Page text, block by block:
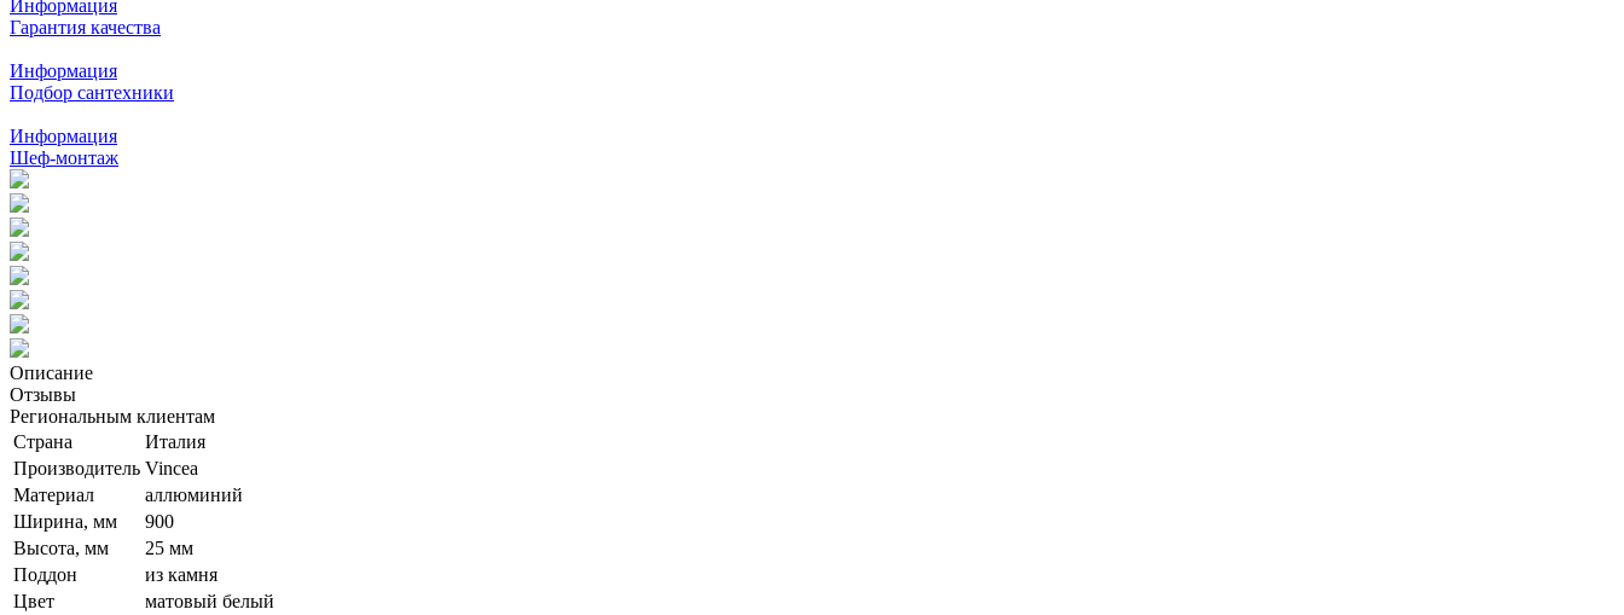
Информация
Гарантия качества
Информация
Подбор сантехники
Информация
Шеф-монтаж
Описание
Отзывы
Региональным клиентам
Страна
Италия
Производитель Vincea
Материал
аллюминий
Ширина, мм
900
Высота, мм
25 мм
Поддон
из камня
Цвет
матовый белый